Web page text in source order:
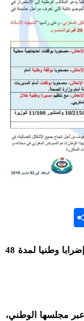
حركة الممرضين وتقنيي الصحة بالمغرب تخوض إضرابا وطنيا لمدة 48
مجلسها الوطني،